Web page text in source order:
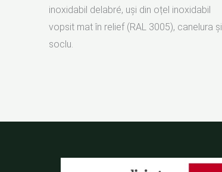
inoxidabil delabré, uși din oțel inoxidabil
vopsit mat în relief (RAL 3005), canelura și
soclu.